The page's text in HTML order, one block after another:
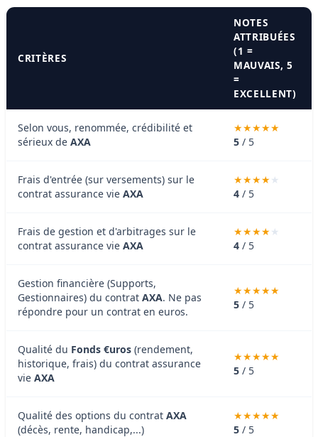
CRITÈRES
NOTES
ATTRIBUÉES
(1 =
MAUVAIS, 5
=
EXCELLENT)
Selon vous, renommée, crédibilité et
sérieux de AXA 5 / 5
Frais d'entrée (sur versements) sur le
contrat assurance vie AXA 4 / 5
Frais de gestion et d'arbitrages sur le
contrat assurance vie AXA 4 / 5
Gestion financière (Supports,
Gestionnaires) du contrat AXA. Ne pas
répondre pour un contrat en euros.
5 / 5
Qualité du Fonds €uros (rendement,
historique, frais) du contrat assurance
vie AXA
5 / 5
Qualité des options du contrat AXA
(décès, rente, handicap,...)
5 / 5